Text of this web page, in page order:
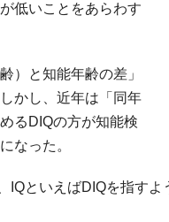
低いことをあらわす
）と知能年齢の差」
かし、近年は「同年
るDIQの方が知能検
なった。
といえばDIQを指すよ